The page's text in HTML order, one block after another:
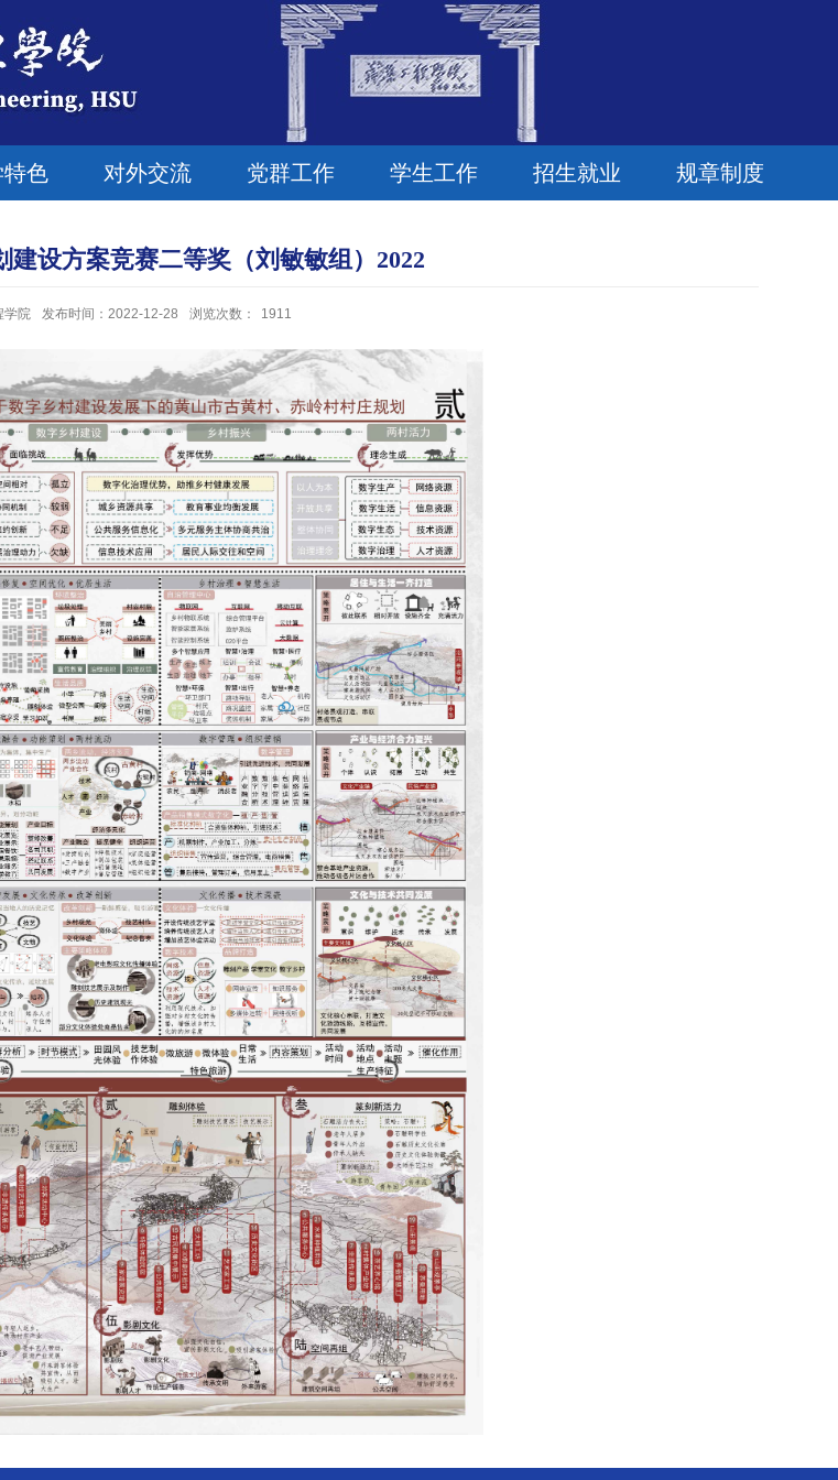
特色 对外交流 党群工作 学生工作 招生就业 规章制度
建设方案竞赛二等奖（刘敏敏组）2022
学院 发布时间：2022-12-28 浏览次数： 1911